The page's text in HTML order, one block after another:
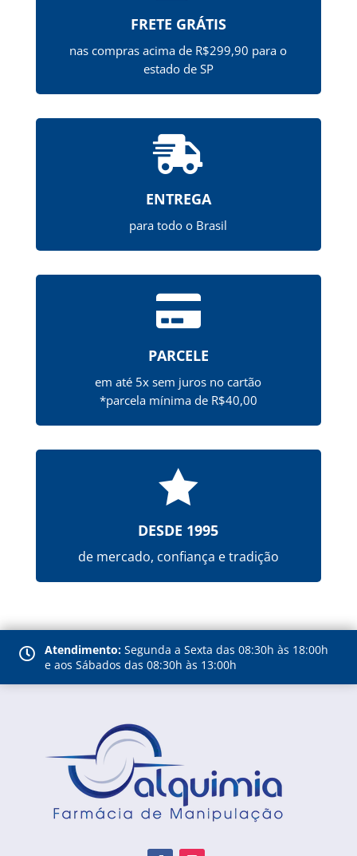
FRETE GRÁTIS
nas compras acima de R$299,90 para o
estado de SP

ENTREGA
para todo o Brasil

PARCELE
em até 5x sem juros no cartão
*parcela mínima de R$40,00

DESDE 1995
de mercado, confiança e tradição
 Atendimento: Segunda a Sexta das 08:30h às 18:00h
e aos Sábados das 08:30h às 13:00h